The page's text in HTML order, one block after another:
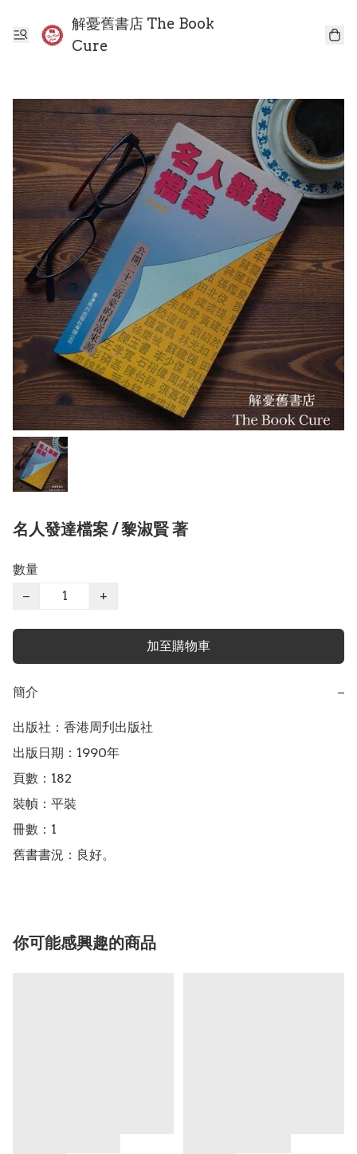
解憂舊書店 The Book
Cure
名人發達檔案 / 黎淑賢 著
數量
−
+
加至購物車
簡介 −
出版社：香港周刋出版社
出版日期：1990年
頁數：182
裝幀：平裝
冊數：1
舊書書況：良好。
你可能感興趣的商品